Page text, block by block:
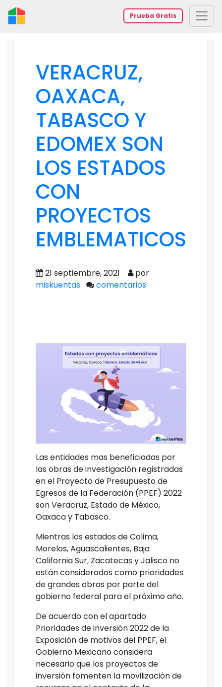
Prueba Gratis
VERACRUZ,
OAXACA,
TABASCO Y
EDOMEX SON
LOS ESTADOS
CON
PROYECTOS
EMBLEMATICOS
21 septiembre, 2021
por
miskuentas
comentarios
Las entidades mas beneficiadas por
las obras de investigación registradas
en el Proyecto de Presupuesto de
Egresos de la Federación (PPEF) 2022
son Veracruz, Estado de México,
Oaxaca y Tabasco.
Mientras los estados de Colima,
Morelos, Aguascalientes, Baja
California Sur, Zacatecas y Jalisco no
están considerados como prioridades
de grandes obras por parte del
gobierno federal para el próximo año.
De acuerdo con el apartado
Prioridades de inversión 2022 de la
Exposición de motivos del PPEF, el
Gobierno Mexicano considera
necesario que los proyectos de
inversión fomenten la movilización de